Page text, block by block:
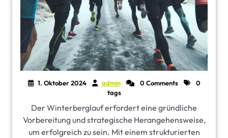
1. Oktober 2024 admin 0 Comments
0
tags
Der Winterberglauf erfordert eine gründliche
Vorbereitung und strategische Herangehensweise,
um erfolgreich zu sein. Mit einem strukturierten